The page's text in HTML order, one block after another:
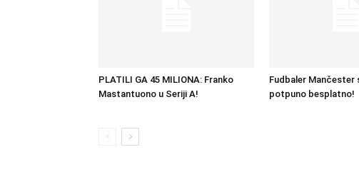
PLATILI GA 45 MILIONA: Franko
Mastantuono u Seriji A!
Fudbaler Mančester
potpuno besplatno!